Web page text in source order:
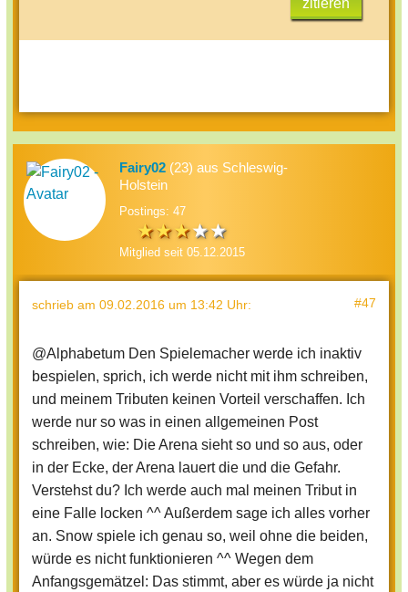
zitieren
Fairy02 (23) aus Schleswig-
Holstein
Postings: 47
Mitglied seit 05.12.2015
schrieb am 09.02.2016 um 13:42 Uhr: #47
@Alphabetum Den Spielemacher werde ich inaktiv
bespielen, sprich, ich werde nicht mit ihm schreiben,
und meinem Tributen keinen Vorteil verschaffen. Ich
werde nur so was in einen allgemeinen Post
schreiben, wie: Die Arena sieht so und so aus, oder
in der Ecke, der Arena lauert die und die Gefahr.
Verstehst du? Ich werde auch mal meinen Tribut in
eine Falle locken ^^ Außerdem sage ich alles vorher
an. Snow spiele ich genau so, weil ohne die beiden,
würde es nicht funktionieren ^^ Wegen dem
Anfangsgemätzel: Das stimmt, aber es würde ja nicht